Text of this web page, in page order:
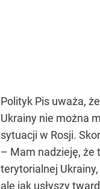
Polityk Pis uważa,
Ukrainy nie można
sytuacji w Rosji.
– Mam nadzieję, że
terytorialnej
ale jak usłyszy